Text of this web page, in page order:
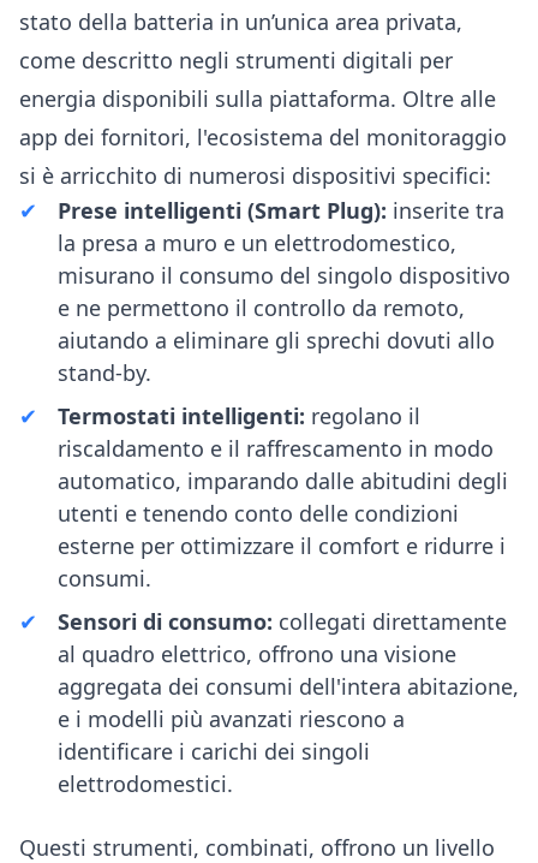
stato della batteria in un’unica area privata,
come descritto negli strumenti digitali per
energia disponibili sulla piattaforma. Oltre alle
app dei fornitori, l'ecosistema del monitoraggio
si è arricchito di numerosi dispositivi specifici:
Prese intelligenti (Smart Plug): inserite tra
la presa a muro e un elettrodomestico,
misurano il consumo del singolo dispositivo
e ne permettono il controllo da remoto,
aiutando a eliminare gli sprechi dovuti allo
stand-by.
Termostati intelligenti: regolano il
riscaldamento e il raffrescamento in modo
automatico, imparando dalle abitudini degli
utenti e tenendo conto delle condizioni
esterne per ottimizzare il comfort e ridurre i
consumi.
Sensori di consumo: collegati direttamente
al quadro elettrico, offrono una visione
aggregata dei consumi dell'intera abitazione,
e i modelli più avanzati riescono a
identificare i carichi dei singoli
elettrodomestici.
Questi strumenti, combinati, offrono un livello